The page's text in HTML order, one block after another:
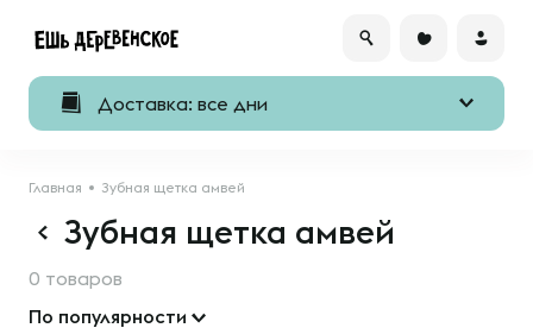
Доставка: все дни
Главная Зубная щетка амвей
Зубная щетка амвей
0 товаров
По популярности